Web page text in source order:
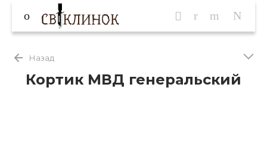
Назад
Кортик МВД генеральский